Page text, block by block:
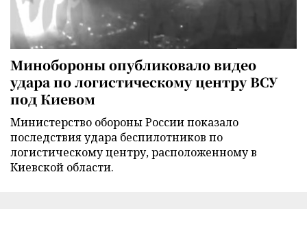
Минобороны опубликовало видео
удара по логистическому центру ВСУ
под Киевом
Министерство обороны России показало
последствия удара беспилотников по
логистическому центру, расположенному в
Киевской области.